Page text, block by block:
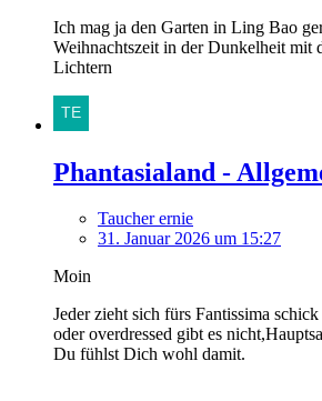
Ich mag ja den Garten in Ling Bao
Weihnachtszeit in der Dunkelheit mit
Lichtern
Phantasialand -
Taucher ernie
31. Januar 2026 um 15:27
Moin
Jeder zieht sich fürs Fantissima
oder overdressed gibt es
Du fühlst Dich wohl damit.